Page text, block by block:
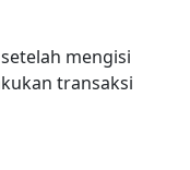
mengisi
transaksi